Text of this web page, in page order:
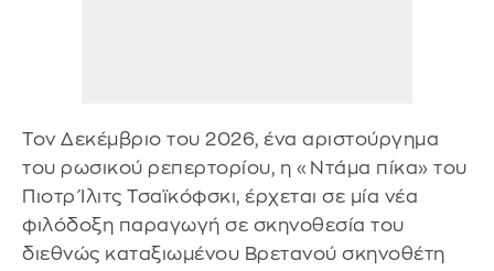
Τον Δεκέμβριο του 2026, ένα αριστούργημα
του ρωσικού ρεπερτορίου, η «Ντάμα πίκα» του
Πιοτρ Ίλιτς Τσαϊκόφσκι, έρχεται σε μία νέα
φιλόδοξη παραγωγή σε σκηνοθεσία του
διεθνώς καταξιωμένου Βρετανού σκηνοθέτη